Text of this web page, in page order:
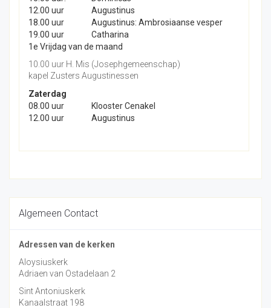
12.00 uur
Augustinus
18.00 uur
Augustinus: Ambrosiaanse vesper
19.00 uur
Catharina
1e Vrijdag van de maand
10.00 uur H. Mis (Josephgemeenschap)
kapel Zusters Augustinessen
Zaterdag
08.00 uur
Klooster Cenakel
12.00 uur
Augustinus
Algemeen Contact
Adressen van de kerken
Aloysiuskerk
Adriaen van Ostadelaan 2
Sint Antoniuskerk
Kanaalstraat 198